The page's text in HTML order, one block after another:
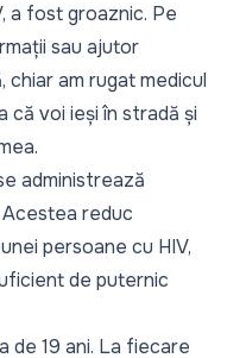
a fost groaznic. Pe
sau ajutor
am rugat medicul
că voi ieși în stradă și
administrează
reduc
persoane cu HIV,
de puternic
de 19 ani. La fiecare